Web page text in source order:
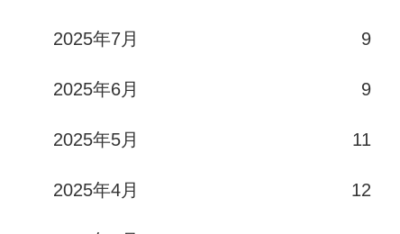
2025年7月 9
2025年6月 9
2025年5月 11
2025年4月 12